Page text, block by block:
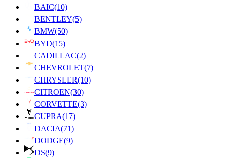
BAIC(10)
BENTLEY(5)
BMW(50)
BYD(15)
CADILLAC(2)
CHEVROLET(7)
CHRYSLER(10)
CITROEN(30)
CORVETTE(3)
CUPRA(17)
DACIA(71)
DODGE(9)
DS(9)